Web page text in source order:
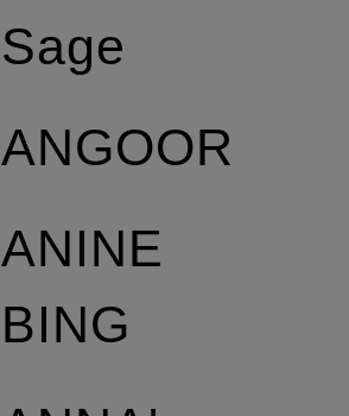
Sage
ANGOOR
ANINE
BING